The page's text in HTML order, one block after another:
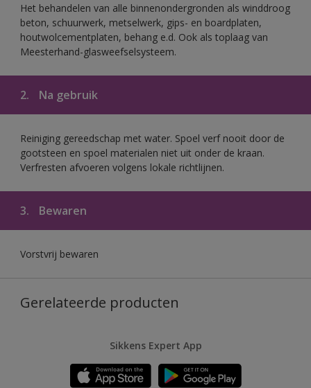
Het behandelen van alle binnenondergronden als winddroog
beton, schuurwerk, metselwerk, gips- en boardplaten,
houtwolcementplaten, behang e.d. Ook als toplaag van
Meesterhand-glasweefselsysteem.
2. Na gebruik
Reiniging gereedschap met water. Spoel verf nooit door de
gootsteen en spoel materialen niet uit onder de kraan.
Verfresten afvoeren volgens lokale richtlijnen.
3. Bewaren
Vorstvrij bewaren
Gerelateerde producten
Sikkens Expert App